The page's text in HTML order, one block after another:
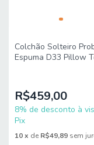
Colchão Solteiro
Espuma D33 Pillow
R$459,00
8% de desconto à
Pix
10x de R$49,89 sem